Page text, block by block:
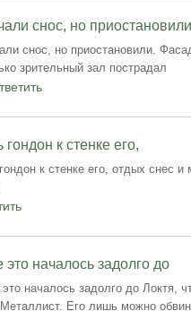
снос, но приостановили
снос, но приостановили.
зрительный зал пострадал
гондон к стенке его,
к стенке его, отдых снес и
это началось задолго до
это началось задолго до Локтя,
Его лишь можно